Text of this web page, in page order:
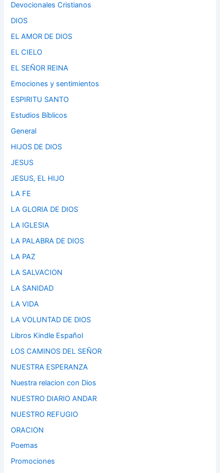
Devocionales Cristianos
DIOS
EL AMOR DE DIOS
EL CIELO
EL SEÑOR REINA
Emociones y sentimientos
ESPIRITU SANTO
Estudios Bíblicos
General
HIJOS DE DIOS
JESUS
JESUS, EL HIJO
LA FE
LA GLORIA DE DIOS
LA IGLESIA
LA PALABRA DE DIOS
LA PAZ
LA SALVACION
LA SANIDAD
LA VIDA
LA VOLUNTAD DE DIOS
Libros Kindle Español
LOS CAMINOS DEL SEÑOR
NUESTRA ESPERANZA
Nuestra relacion con Dios
NUESTRO DIARIO ANDAR
NUESTRO REFUGIO
ORACION
Poemas
Promociones